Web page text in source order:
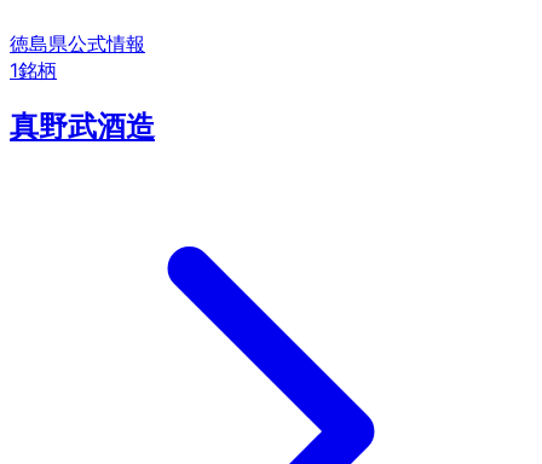
徳島県公式情報
1銘柄
真野武酒造